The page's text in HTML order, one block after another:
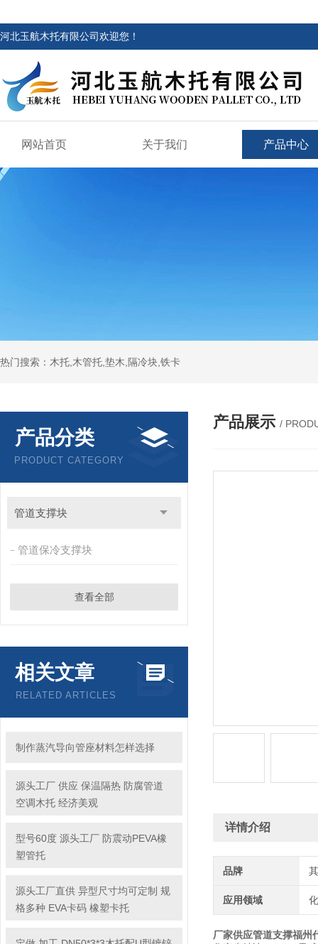
河北玉航木托有限公司欢迎您！
网站首页 关于我们 产品中心
热门搜索：木托,木管托,垫木,隔冷块,铁卡
产品分类
PRODUCT CATEGORY
管道支撑块
管道保冷支撑块
查看全部
相关文章
RELATED ARTICLES
制作蒸汽导向管座材料怎样选择
源头工厂 供应 保温隔热 防腐管道
空调木托 经济美观
型号60度 源头工厂 防震动PEVA橡
塑管托
源头工厂直供 异型尺寸均可定制 规
格多种 EVA卡码 橡塑卡托
产品展示 /
详情介绍
品牌
应用领域
厂家供应管道支撑福州